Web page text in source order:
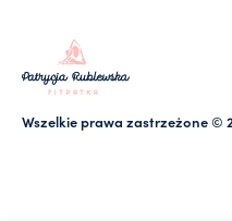
Wszelkie prawa zastrzeżone ©